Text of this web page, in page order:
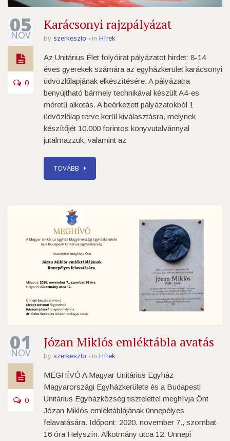
05
NOV
0
Karácsonyi rajzpályázat
by szerkeszto in Hírek
Az Unitárius Élet folyóirat pályázatot hirdet: 8-14
éves gyerekek számára az egyházkerület karácsonyi
üdvözlőlapjának elkészítésére. A pályázatra
benyújtható bármely technikával készült A4-es
méretű alkotás. A beérkezett pályázatokból 1
üdvözlőlap terve kerül kiválasztásra, melynek
készítőjét 10.000 forintos könyvutalvánnyal
jutalmazzuk, valamint az
TOVÁBB
01
NOV
0
Józan Miklós emléktábla avatás
by szerkeszto in Hírek
MEGHÍVÓ A Magyar Unitárius Egyház
Magyarországi Egyházkerülete és a Budapesti
Unitárius Egyházközség tisztelettel meghívja Önt
Józan Miklós emléktáblájának ünnepélyes
felavatására. Időpont: 2020. november 7., szombat
16 óra Helyszín: Alkotmány utca 12. Ünnepi